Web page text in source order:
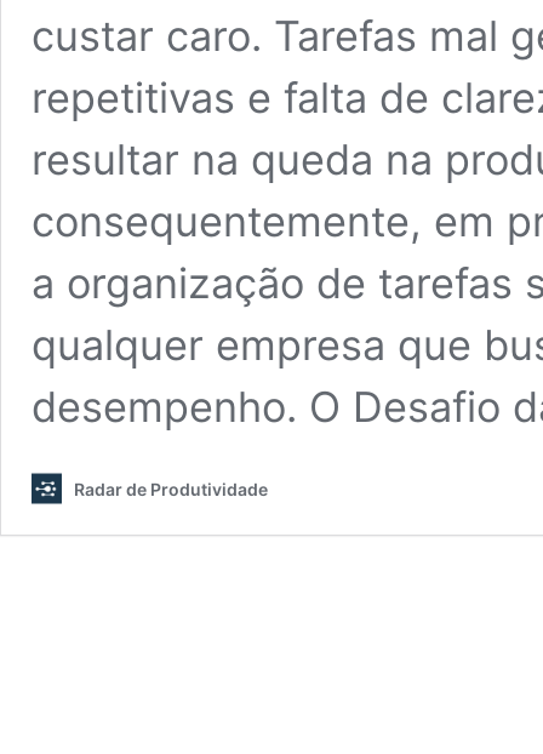
custar caro. Tarefas mal
repetitivas e falta de
resultar na queda na
consequentemente, em
a organização de tarefas
qualquer empresa que
desempenho. O Desafio
Radar de Produtividade